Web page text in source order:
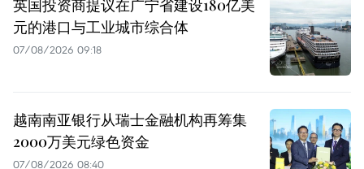
英国投资商提议在广宁省建设180亿美
元的港口与工业城市综合体
07/08/2026 09:18
越南南亚银行从瑞士金融机构再筹集
2000万美元绿色资金
07/08/2026 08:40